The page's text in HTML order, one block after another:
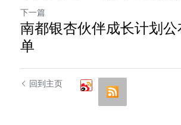
下一篇
南都银杏伙伴成长计划公
单
回到主页